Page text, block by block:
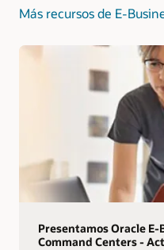
Más recursos de E-
Presentamos Oracle
Command Centers -